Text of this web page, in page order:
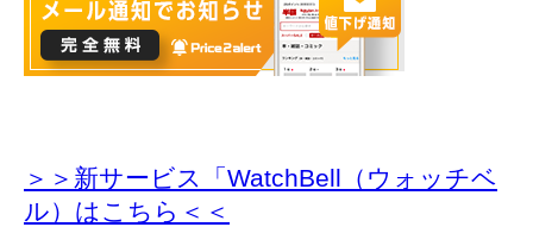
＞＞新サービス「WatchBell（ウォッチベ
ル）はこちら＜＜